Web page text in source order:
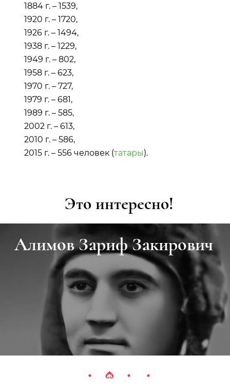
1884 г. – 1539,
1920 г. – 1720,
1926 г. – 1494,
1938 г. – 1229,
1949 г. – 802,
1958 г. – 623,
1970 г. – 727,
1979 г. – 681,
1989 г. – 585,
2002 г. – 613,
2010 г. – 586,
2015 г. – 556 человек (татары).
Это интересно!
Алимов Зариф Закирович